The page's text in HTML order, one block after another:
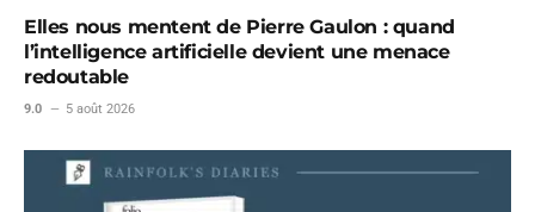
Elles nous mentent de Pierre Gaulon : quand
l’intelligence artificielle devient une menace
redoutable
9.0 5 août 2026